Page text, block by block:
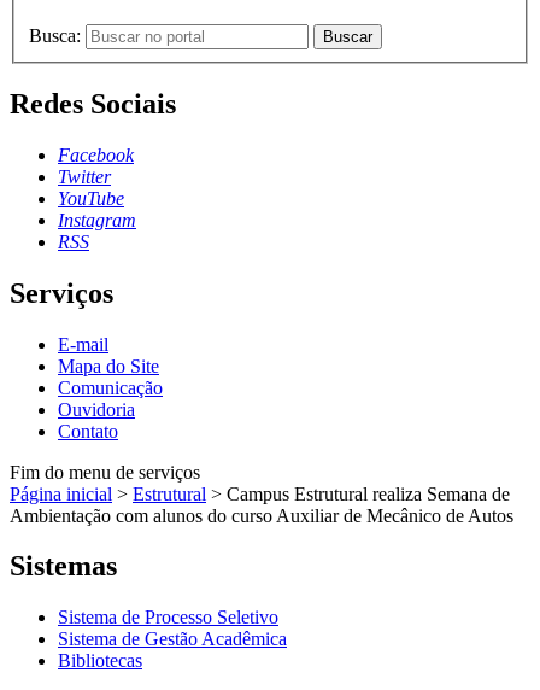
Busca: Buscar
Redes Sociais
Facebook
Twitter
YouTube
Instagram
RSS
Serviços
E-mail
Mapa do Site
Comunicação
Ouvidoria
Contato
Fim do menu de serviços
Página inicial > Estrutural > Campus Estrutural realiza Semana de
Ambientação com alunos do curso Auxiliar de Mecânico de Autos
Sistemas
Sistema de Processo Seletivo
Sistema de Gestão Acadêmica
Bibliotecas